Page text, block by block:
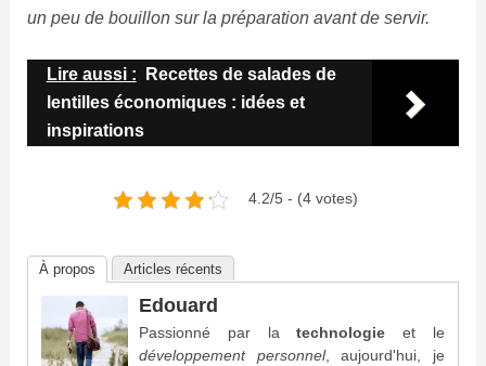
un peu de bouillon sur la préparation avant de servir.
Lire aussi :
Recettes de salades de
lentilles économiques : idées et
inspirations
4.2/5 - (4 votes)
À propos Articles récents
Edouard
Passionné par latechnologie et le
développement personnel, aujourd'hui, je